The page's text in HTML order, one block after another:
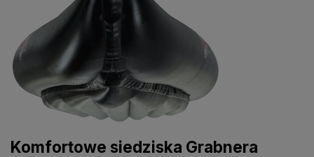
Komfortowe siedziska Grabnera